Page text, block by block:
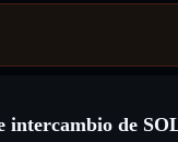
intercambio de